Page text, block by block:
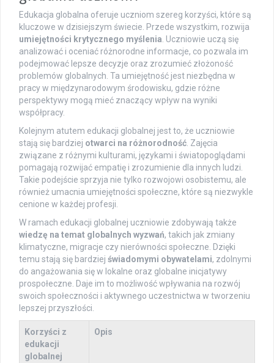
Edukacja globalna oferuje uczniom szereg korzyści, które są
kluczowe w dzisiejszym świecie. Przede wszystkim, rozwija
umiejętności krytycznego myślenia . Uczniowie uczą się
analizować i oceniać różnorodne informacje, co pozwala im
podejmować lepsze decyzje oraz zrozumieć złożoność
problemów globalnych. Ta umiejętność jest niezbędna w
pracy w międzynarodowym środowisku, gdzie różne
perspektywy mogą mieć znaczący wpływ na wyniki
współpracy.
Kolejnym atutem edukacji globalnej jest to, że uczniowie
stają się bardziej otwarci na różnorodność . Zajęcia
związane z różnymi kulturami, językami i światopoglądami
pomagają rozwijać empatię i zrozumienie dla innych ludzi.
Takie podejście sprzyja nie tylko rozwojowi osobistemu, ale
również umacnia umiejętności społeczne, które są niezwykle
cenione w każdej profesji.
W ramach edukacji globalnej uczniowie zdobywają także
wiedzę na temat globalnych wyzwań, takich jak zmiany
klimatyczne, migracje czy nierówności społeczne. Dzięki
temu stają się bardziej świadomymi obywatelami, zdolnymi
do angażowania się w lokalne oraz globalne inicjatywy
prospołeczne. Daje im to możliwość wpływania na rozwój
swoich społeczności i aktywnego uczestnictwa w tworzeniu
lepszej przyszłości.
Korzyści z
edukacji
globalnej
Opis